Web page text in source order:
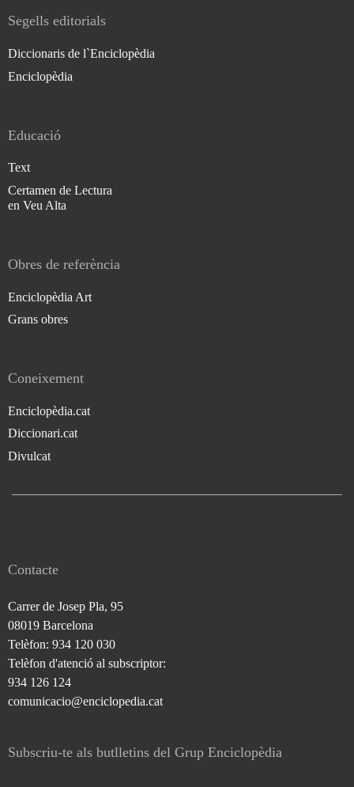
Segells editorials
Diccionaris de l`Enciclopèdia
Enciclopèdia
Educació
Text
Certamen de Lectura
en Veu Alta
Obres de referència
Enciclopèdia Art
Grans obres
Coneixement
Enciclopèdia.cat
Diccionari.cat
Divulcat
Contacte
Carrer de Josep Pla, 95
08019 Barcelona
Telèfon: 934 120 030
Telèfon d'atenció al subscriptor:
934 126 124
comunicacio@enciclopedia.cat
Subscriu-te als butlletins del Grup Enciclopèdia